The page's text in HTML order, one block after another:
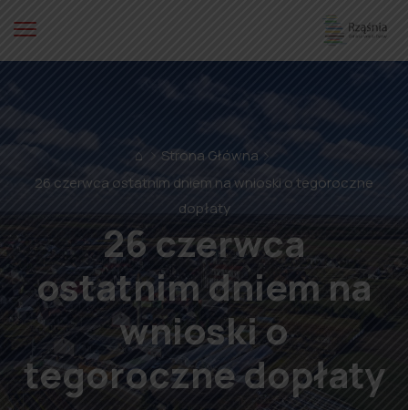
⌂
Strona Główna
26 czerwca ostatnim dniem na wnioski o tegoroczne
dopłaty
26 czerwca
ostatnim dniem na
wnioski o
tegoroczne dopłaty